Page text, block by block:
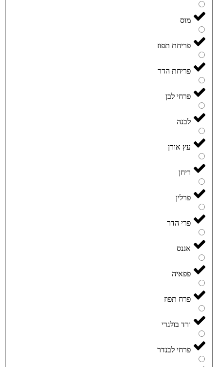
מוס
פריחת תפוז
פריחת הדר
פרחי לבן
לבנה
עץ אורן
ריחן
פרלין
פרי הדר
אננס
פפאיה
פרח תפוז
ורד בולגרי
פרחי לבנדר